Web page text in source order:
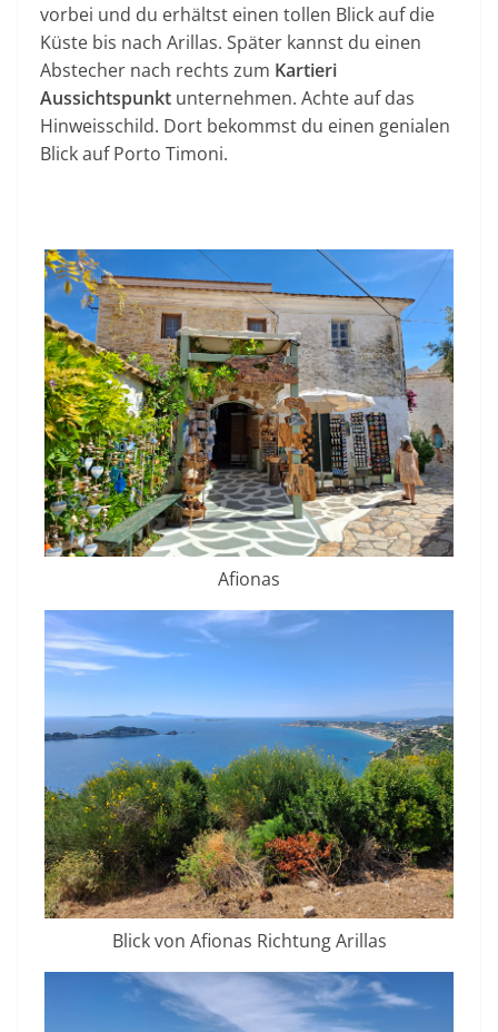
vorbei und du erhältst einen tollen Blick auf die
Küste bis nach Arillas. Später kannst du einen
Abstecher nach rechts zum Kartieri
Aussichtspunkt unternehmen. Achte auf das
Hinweisschild. Dort bekommst du einen genialen
Blick auf Porto Timoni.
Afionas
Blick von Afionas Richtung Arillas